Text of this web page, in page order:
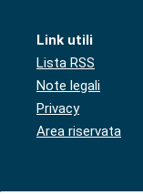
Link utili
Lista RSS
Note legali
Privacy
Area riservata